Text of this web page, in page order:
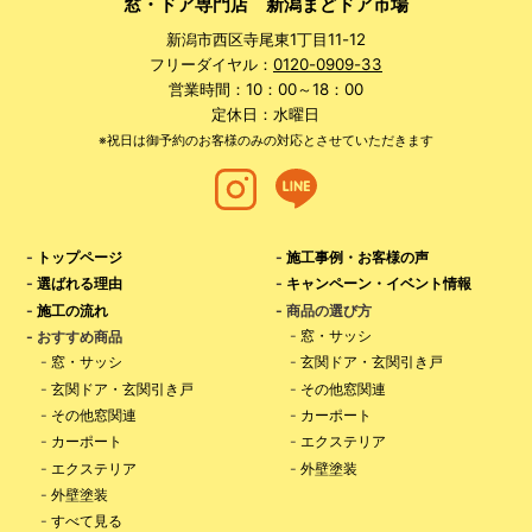
窓・ドア専門店 新潟まどドア市場
新潟市西区寺尾東1丁目11-12
フリーダイヤル： 0120-0909-33
営業時間：10：00～18：00
定休日：水曜日
※祝日は御予約のお客様のみの対応とさせていただきます
- トップページ
- 選ばれる理由
- 施工の流れ
- おすすめ商品
- 窓・サッシ
- 玄関ドア・玄関引き戸
- その他窓関連
- カーポート
- エクステリア
- 外壁塗装
- すべて見る
-施工事例・お客様の声
- キャンペーン・イベント情報
- 商品の選び方
- 窓・サッシ
-玄関ドア・玄関引き戸
- その他窓関連
- カーポート
-エクステリア
-外壁塗装